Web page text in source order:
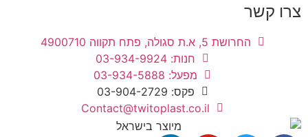
צרו קשר
החרושת 5, א.ת סגולה, פתח תקווה 4900710
חנות: 03-934-9924
מפעל: 03-934-5888
פקס: 03-904-2729
Contact@twitoplast.co.il